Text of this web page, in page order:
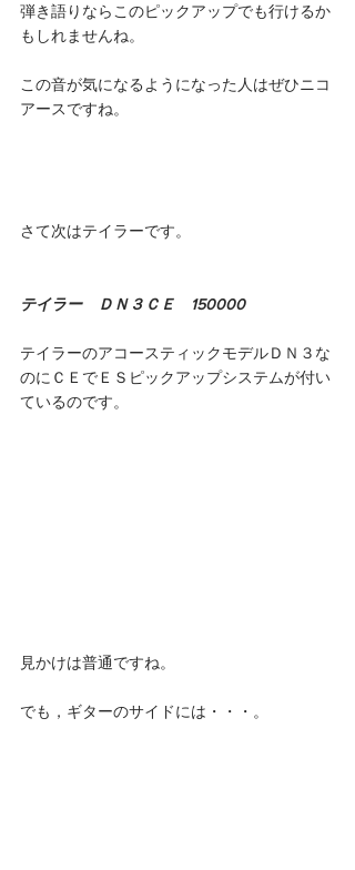
弾き語りならこのピックアップでも行けるか
もしれませんね。
この音が気になるようになった人はぜひニコ
アースですね。
さて次はテイラーです。
テイラー　ＤＮ３ＣＥ　150000
テイラーのアコースティックモデルＤＮ３な
のにＣＥでＥＳピックアップシステムが付い
ているのです。
見かけは普通ですね。
でも，ギターのサイドには・・・。